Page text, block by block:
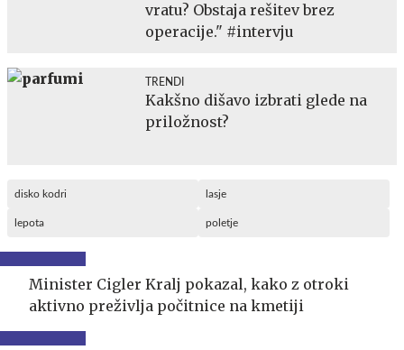
vratu? Obstaja rešitev brez
operacije." #intervju
TRENDI
Kakšno dišavo izbrati glede na
priložnost?
disko kodri lasje
lepota poletje
Minister Cigler Kralj pokazal, kako z otroki
aktivno preživlja počitnice na kmetiji